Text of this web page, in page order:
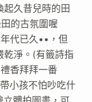
久昔兒時的田
的古氛圍喔
代已久••，但
乾淨。(有籤詩指
香拜拜一番
小孩不怕吵吃什